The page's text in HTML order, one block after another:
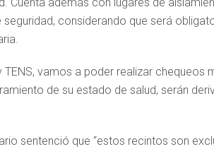
considerando que será
TENS, vamos a poder realizar
de su estado de salud, serán
sentenció que “estos recintos son